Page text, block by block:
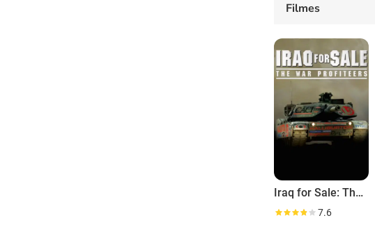
Filmes
Iraq for Sale: The War Profiteers
7.6